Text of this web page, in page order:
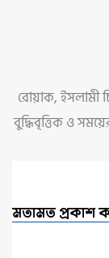
রোয়াক, ইসলামী
বুদ্ধিবৃত্তিক ও
মতামত প্রকাশ